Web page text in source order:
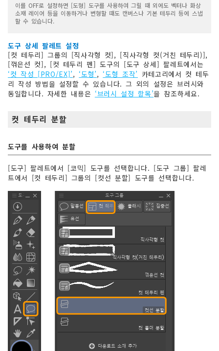
이를 OFF로 설정하면 [도형] 도구를 사용하여 그릴 때 외에도 벡터나 화상
소재 레이어 등을 이동하거나 변형할 때도 캔버스나 기본 테두리 등에 스냅
할 수 있습니다.
도구 상세 팔레트 설정
[컷 테두리] 그룹의 [직사각형 컷], [직사각형 컷(거친 테두리)],
[꺾은선 컷], [컷 테두리 펜] 도구의 [도구 상세] 팔레트에서는
‘컷 작성 [PRO/EX]’, ‘도형’, ‘도형 조작’ 카테고리에서 컷 테두
리 작성 방법을 설정할 수 있습니다. 그 외의 설정은 브러시와
동일합니다. 자세한 내용은 ‘브러시 설정 항목’을 참조하세요.
컷 테두리 분할
도구를 사용하여 분할
[도구] 팔레트에서 [코믹] 도구를 선택합니다. [도구 그룹] 팔레
트에서 [컷 테두리] 그룹의 [컷선 분할] 도구를 선택합니다.